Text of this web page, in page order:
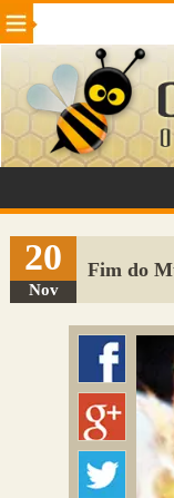
Beleza Cinema e TV
Internet Jogos
VeÃ­culos Adulto
Sugerir Link
Adicionar Blog
Colmeia Exchange
20
Nov
Fim do